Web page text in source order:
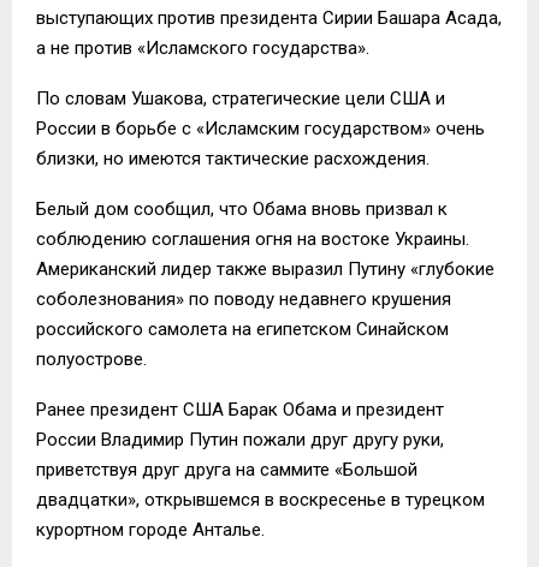
выступающих против президента Сирии Башара Асада,
а не против «Исламского государства».
По словам Ушакова, стратегические цели США и
России в борьбе с «Исламским государством» очень
близки, но имеются тактические расхождения.
Белый дом сообщил, что Обама вновь призвал к
соблюдению соглашения огня на востоке Украины.
Американский лидер также выразил Путину «глубокие
соболезнования» по поводу недавнего крушения
российского самолета на египетском Синайском
полуострове.
Ранее президент США Барак Обама и президент
России Владимир Путин пожали друг другу руки,
приветствуя друг друга на саммите «Большой
двадцатки», открывшемся в воскресенье в турецком
курортном городе Анталье.